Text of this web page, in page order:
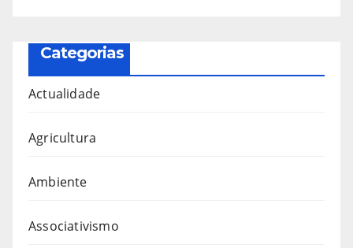
Categorias
Actualidade
Agricultura
Ambiente
Associativismo